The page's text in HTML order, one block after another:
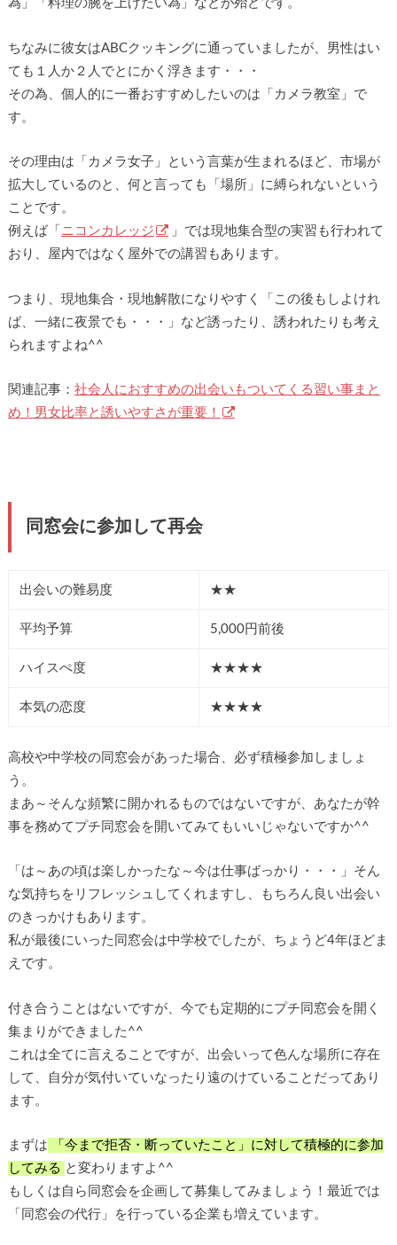
為」「料理の腕を上げたい為」などが殆どです。
ちなみに彼女はABCクッキングに通っていましたが、男性はい
ても１人か２人でとにかく浮きます・・・
その為、個人的に一番おすすめしたいのは「カメラ教室」で
す。
その理由は「カメラ女子」という言葉が生まれるほど、市場が
拡大しているのと、何と言っても「場所」に縛られないという
ことです。
例えば「 ニコンカレッジ
」では現地集合型の実習も行われて
おり、屋内ではなく屋外での講習もあります。
つまり、現地集合・現地解散になりやすく「この後もしよけれ
ば、一緒に夜景でも・・・」など誘ったり、誘われたりも考え
られますよね^^
関連記事： 社会人におすすめの出会いもついてくる習い事まと
め！男女比率と誘いやすさが重要！
同窓会に参加して再会
出会いの難易度 ★★
平均予算 5,000円前後
ハイスぺ度 ★★★★
本気の恋度 ★★★★
高校や中学校の同窓会があった場合、必ず積極参加しましょ
う。
まあ～そんな頻繁に開かれるものではないですが、あなたが幹
事を務めてプチ同窓会を開いてみてもいいじゃないですか^^
「は～あの頃は楽しかったな～今は仕事ばっかり・・・」そん
な気持ちをリフレッシュしてくれますし、もちろん良い出会い
のきっかけもあります。
私が最後にいった同窓会は中学校でしたが、ちょうど4年ほどま
えです。
付き合うことはないですが、今でも定期的にプチ同窓会を開く
集まりができました^^
これは全てに言えることですが、出会いって色んな場所に存在
して、自分が気付いていなったり遠のけていることだってあり
ます。
まずは 「今まで拒否・断っていたこと」に対して積極的に参加
してみる と変わりますよ^^
もしくは自ら同窓会を企画して募集してみましょう！最近では
「同窓会の代行」を行っている企業も増えています。